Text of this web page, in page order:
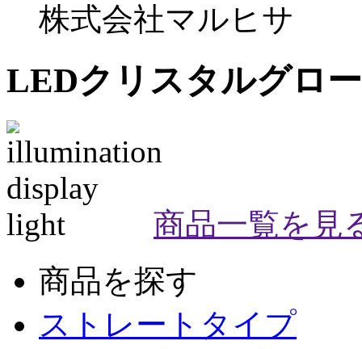
株式会社マルヒサ
LEDクリスタルグロ
商品一覧を見
商品を探す
ストレートタイプ